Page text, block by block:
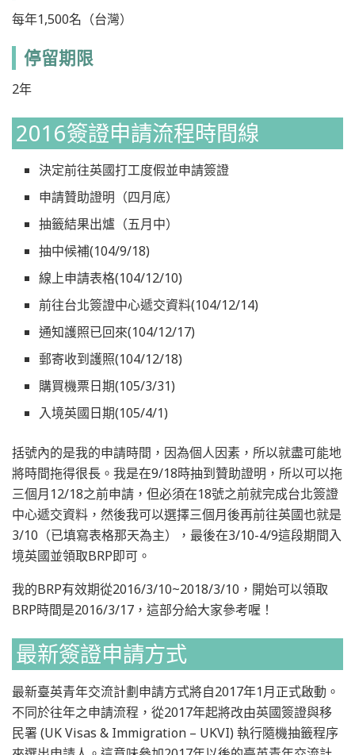
每年1,500名（台灣）
停留期限
2年
2016簽證申請流程時間線
決定前往英國打工度假並申請簽證
申請贊助證明（四月底）
抽籤結果出爐（五月中）
抽中候補(104/9/18)
線上申請表格(104/12/10)
前往台北簽證中心遞交資料(104/12/14)
通知護照已回來(104/12/17)
郵寄收到護照(104/12/18)
購買機票日期(105/3/31)
入境英國日期(105/4/1)
括號內的是我的申請時間，因為個人因素，所以就盡可能地
將時間拖得很長。我是在9/18時抽到贊助證明，所以可以拖
三個月12/18之前申請，但必須在18號之前就完成台北簽證
中心遞交資料，然後我可以選擇三個月後再前往英國也就是
3/10（已填寫表格那天為主），最後在3/10-4/9這段期間入
境英國並領取BRP即可。
我的BRP有效期從2016/3/10~2018/3/10，開始可以領取
BRP時間是2016/3/17，這部分給大家參考喔！
最新簽證申請方式
最新臺英青年交流計劃申請方式將自2017年1月正式啟動。
不同於往年之申請流程，從2017年起將改由英國簽證與移
民署 (UK Visas & Immigration – UKVI) 執行隨機抽籤程序